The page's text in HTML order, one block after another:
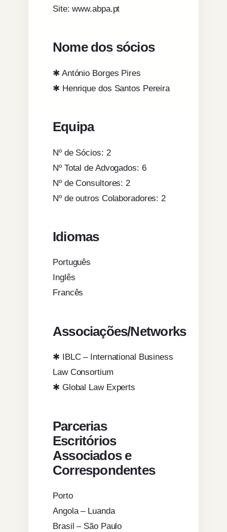
Site: www.abpa.pt
Nome dos sócios
✱ António Borges Pires
✱ Henrique dos Santos Pereira
Equipa
Nº de Sócios: 2
Nº Total de Advogados: 6
Nº de Consultores: 2
Nº de outros Colaboradores: 2
Idiomas
Português
Inglês
Francês
Associações/Networks
✱ IBLC – International Business
Law Consortium
✱ Global Law Experts
Parcerias
Escritórios
Associados e
Correspondentes
Porto
Angola – Luanda
Brasil – São Paulo